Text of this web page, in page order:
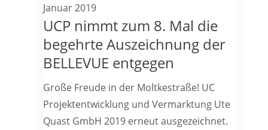
Januar 2019
UCP nimmt zum 8. Mal die
begehrte Auszeichnung der
BELLEVUE entgegen
Große Freude in der Moltkestraße! UC
Projektentwicklung und Vermarktung Ute
Quast GmbH 2019 erneut ausgezeichnet.